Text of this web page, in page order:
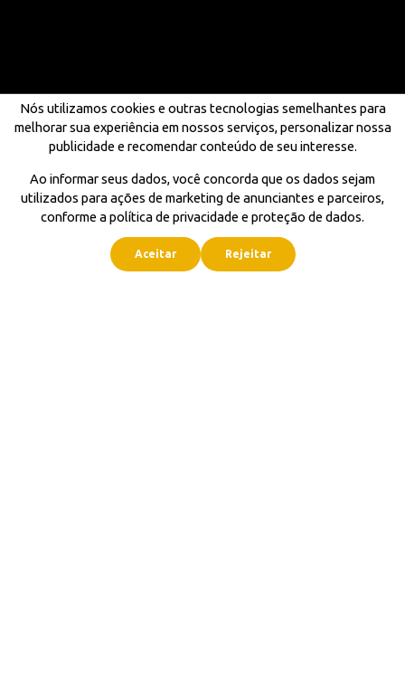
Nós utilizamos cookies e outras tecnologias semelhantes para
melhorar sua experiência em nossos serviços, personalizar nossa
publicidade e recomendar conteúdo de seu interesse.
Ao informar seus dados, você concorda que os dados sejam
utilizados para ações de marketing de anunciantes e parceiros,
conforme a política de privacidade e proteção de dados.
Aceitar Rejeitar